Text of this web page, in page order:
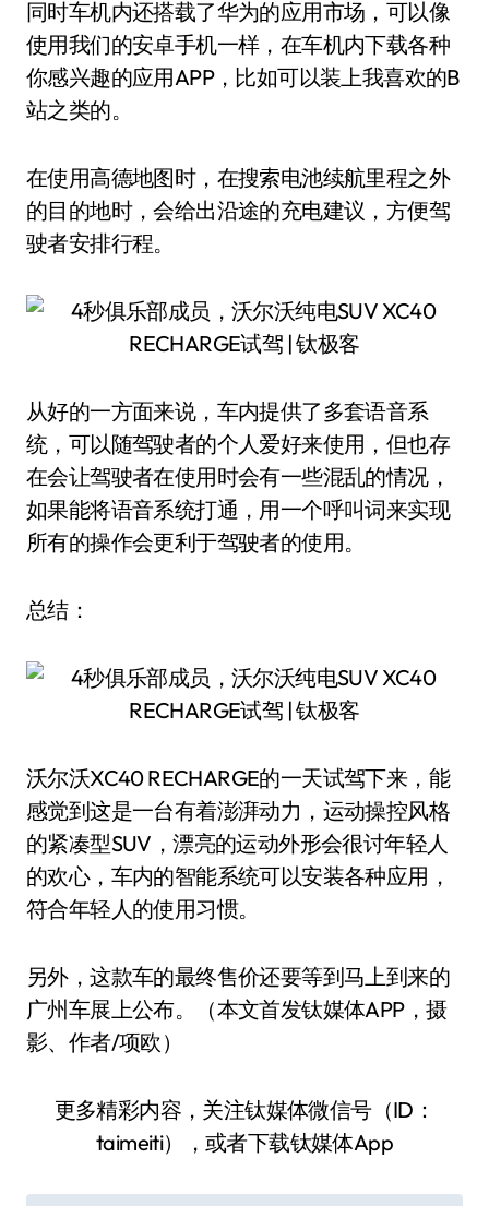
同时车机内还搭载了华为的应用市场，可以像
使用我们的安卓手机一样，在车机内下载各种
你感兴趣的应用APP，比如可以装上我喜欢的B
站之类的。
在使用高德地图时，在搜索电池续航里程之外
的目的地时，会给出沿途的充电建议，方便驾
驶者安排行程。
从好的一方面来说，车内提供了多套语音系
统，可以随驾驶者的个人爱好来使用，但也存
在会让驾驶者在使用时会有一些混乱的情况，
如果能将语音系统打通，用一个呼叫词来实现
所有的操作会更利于驾驶者的使用。
总结：
沃尔沃XC40 RECHARGE的一天试驾下来，能
感觉到这是一台有着澎湃动力，运动操控风格
的紧凑型SUV，漂亮的运动外形会很讨年轻人
的欢心，车内的智能系统可以安装各种应用，
符合年轻人的使用习惯。
另外，这款车的最终售价还要等到马上到来的
广州车展上公布。（本文首发钛媒体APP，摄
影、作者/项欧）
更多精彩内容，关注钛媒体微信号（ID：
taimeiti），或者下载钛媒体App